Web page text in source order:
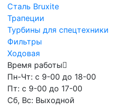
Сталь Bruxite
Трапеции
Турбины для спецтехники
Фильтры
Ходовая
Время работы
Пн-Чт: с 9-00 до 18-00
Пт: с 9-00 до 17-00
Сб, Вс: Выходной